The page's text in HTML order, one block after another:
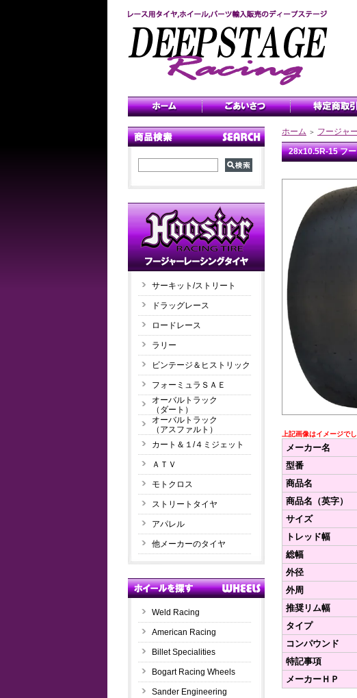
サーキット/ストリート
ドラッグレース
ロードレース
ラリー
ビンテージ＆ヒストリック
フォーミュラＳＡＥ
オーバルトラック
（ダート）
オーバルトラック
（アスファルト）
カート＆１/４ミジェット
ＡＴＶ
モトクロス
ストリートタイヤ
アパレル
他メーカーのタイヤ
Weld Racing
American Racing
Billet Specialities
Bogart Racing Wheels
Sander Engineering
ホーム ＞ フージャ
28x10.5R-15 フ
上記画像はイメージで
メーカー名
型番
商品名
商品名（英字）
サイズ
トレッド幅
総幅
外径
外周
推奨リム幅
タイプ
コンパウンド
特記事項
メーカーＨＰ